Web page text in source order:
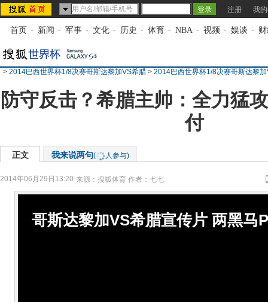
注册 我
首页 - 新闻 - 军事 - 文化 - 历史 - 体育 - NBA - 视频 - 娱谈 -
> 2014巴西世界杯1/8决赛哥斯达黎加VS希腊 > 2014巴西世界杯1/8决赛哥斯达黎
防守反击？希腊主帅：全力猛
付
正文 我来说两句( 人参与)
2014年06月29日13:20 来源： 搜狐体育 作者：七七
哥斯达黎加VS希腊宣传片 两黑马